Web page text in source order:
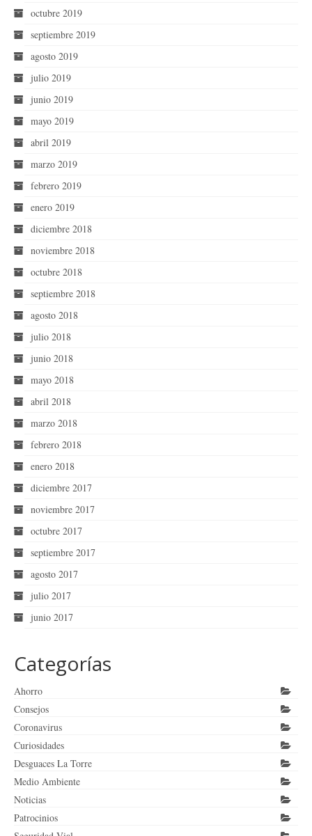
octubre 2019
septiembre 2019
agosto 2019
julio 2019
junio 2019
mayo 2019
abril 2019
marzo 2019
febrero 2019
enero 2019
diciembre 2018
noviembre 2018
octubre 2018
septiembre 2018
agosto 2018
julio 2018
junio 2018
mayo 2018
abril 2018
marzo 2018
febrero 2018
enero 2018
diciembre 2017
noviembre 2017
octubre 2017
septiembre 2017
agosto 2017
julio 2017
junio 2017
Categorías
Ahorro
Consejos
Coronavirus
Curiosidades
Desguaces La Torre
Medio Ambiente
Noticias
Patrocinios